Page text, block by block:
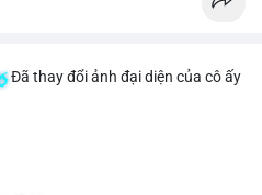
Đã thay đổi ảnh đại diện của cô ấy